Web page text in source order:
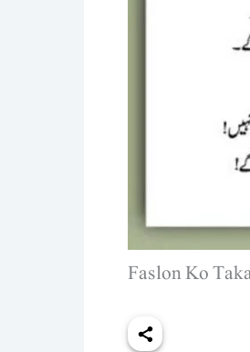
Faslon Ko